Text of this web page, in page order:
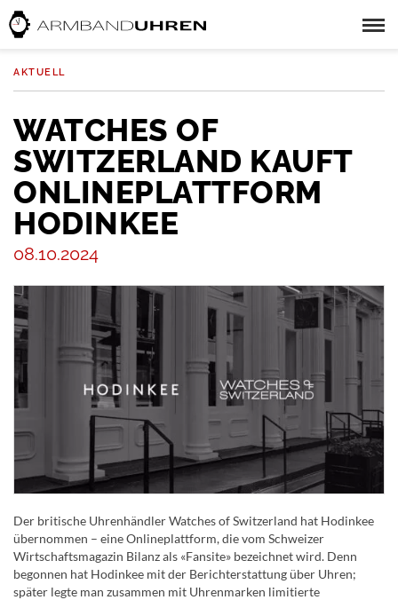
AKTUELL
WATCHES OF
SWITZERLAND KAUFT
ONLINEPLATTFORM
HODINKEE
08.10.2024
Der britische Uhrenhändler Watches of Switzerland hat Hodinkee
übernommen – eine Onlineplattform, die vom Schweizer
Wirtschaftsmagazin Bilanz als «Fansite» bezeichnet wird. Denn
begonnen hat Hodinkee mit der Berichterstattung über Uhren;
später legte man zusammen mit Uhrenmarken limitierte